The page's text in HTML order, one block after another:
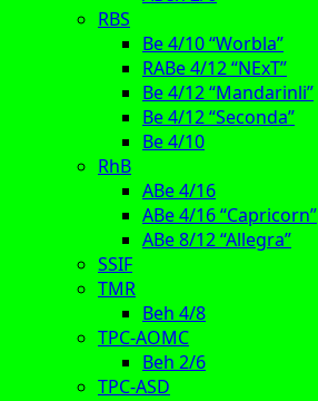
RBS
Be 4/10 “Worbla”
RABe 4/12 “NExT”
Be 4/12 “Mandarinli”
Be 4/12 “Seconda”
Be 4/10
RhB
ABe 4/16
ABe 4/16 “Capricorn”
ABe 8/12 “Allegra”
SSIF
TMR
Beh 4/8
TPC-AOMC
Beh 2/6
TPC-ASD